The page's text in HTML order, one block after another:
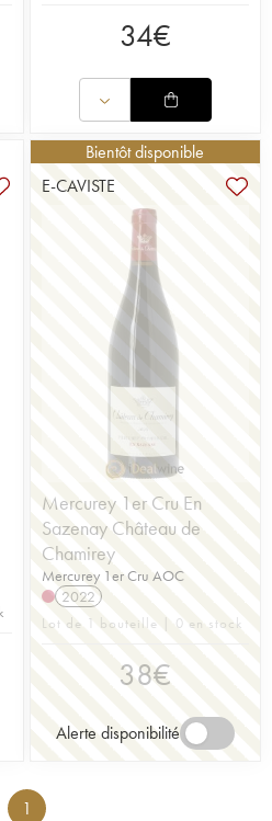
34€
Bientôt disponible
E-CAVISTE
Mercurey 1er Cru En
Sazenay Château de
Chamirey
Mercurey 1er Cru AOC
2022
Lot de 1 bouteille | 0 en stock
38€
Alerte disponibilité
1